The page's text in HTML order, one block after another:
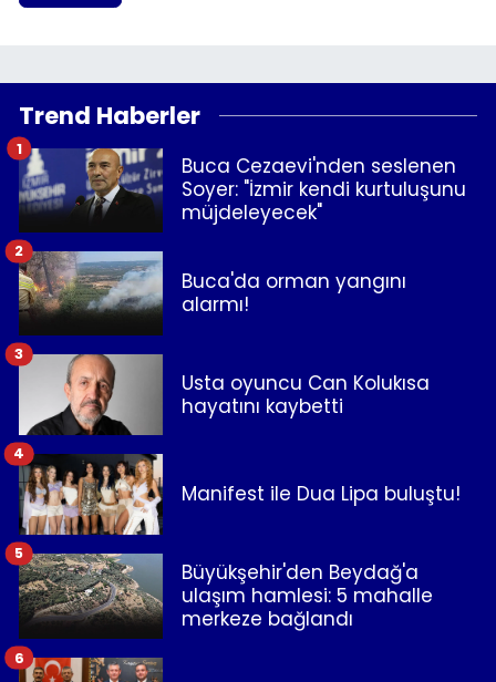
Trend Haberler
Buca Cezaevi'nden seslenen
Soyer: "İzmir kendi kurtuluşunu
müjdeleyecek"
1
Buca'da orman yangını
alarmı!
2
Usta oyuncu Can Kolukısa
hayatını kaybetti
3
Manifest ile Dua Lipa buluştu!
4
Büyükşehir'den Beydağ'a
ulaşım hamlesi: 5 mahalle
merkeze bağlandı
5
6